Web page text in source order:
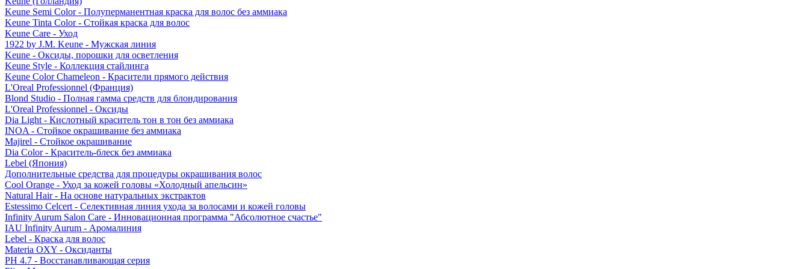
Keune Semi Color - Полуперманентная краска для волос без аммиака
Keune Tinta Color - Стойкая краска для волос
Keune Care - Уход
1922 by J.M. Keune - Мужская линия
Keune - Оксиды, порошки для осветления
Keune Style - Коллекция стайлинга
Keune Color Chameleon - Красители прямого действия
L'Oreal Professionnel (Франция)
Blond Studio - Полная гамма средств для блондирования
L'Oreal Professionnel - Оксиды
Dia Light - Кислотный краситель тон в тон без аммиака
INOA - Стойкое окрашивание без аммиака
Majirel - Стойкое окрашивание
Dia Color - Краситель-блеск без аммиака
Lebel (Япония)
Дополнительные средства для процедуры окрашивания волос
Cool Orange - Уход за кожей головы «Холодный апельсин»
Natural Hair - На основе натуральных экстрактов
Estessimo Celcert - Селективная линия ухода за волосами и кожей головы
Infinity Aurum Salon Care - Инновационная программа "Абсолютное счастье"
IAU Infinity Aurum - Аромалиния
Lebel - Краска для волос
Materia OXY - Оксиданты
PH 4.7 - Восстанавливающая серия